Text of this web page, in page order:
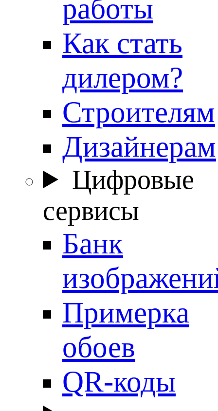
работы
Как стать
дилером?
Строителям
Дизайнерам
Цифровые
сервисы
Банк
Примерка
обоев
QR-коды